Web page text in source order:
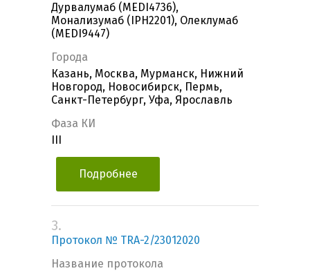
Дурвалумаб (MEDI4736),
Монализумаб (IPH2201), Олеклумаб
(MEDI9447)
Города
Казань, Москва, Мурманск, Нижний
Новгород, Новосибирск, Пермь,
Санкт-Петербург, Уфа, Ярославль
Фаза КИ
Подробнее
3.
Протокол № TRA-2/23012020
Название протокола